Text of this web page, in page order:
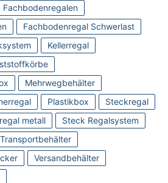
Fachbodenregalen
Fachbodenregal Schwerlast
Kellerregal
Mehrwegbehälter
Plastikbox
Steckregal
metall
Steck Regalsystem
Transportbehälter
Versandbehälter